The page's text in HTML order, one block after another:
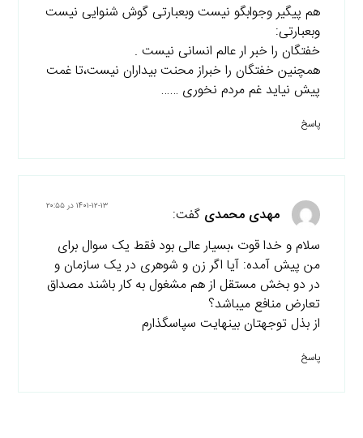
هم پیگیر وجوابگو نیست وبعبارتی گوش شنوایی نیست
وبعبارتی:
خفتگان را خبر ار عالم انسانی نیست .
همچنین خفتگان را خبراز محنت بیداران نیست،تا غمت
پیش نیاید غم مردم نخوری ……
پاسخ
مهدی محمدی گفت: ۱۴۰۱-۱۲-۱۳ در ۲۰:۵۵
سلام و خدا قوت ،بسیار عالی بود فقط یک سوال برای
من پیش آمده: آیا اگر زن و شوهری در یک سازمان و
در دو بخش مستقل از هم مشغول به کار باشند مصداق
تعارض منافع میباشد؟
از بذل توجهتان بینهایت سپاسگذارم
پاسخ